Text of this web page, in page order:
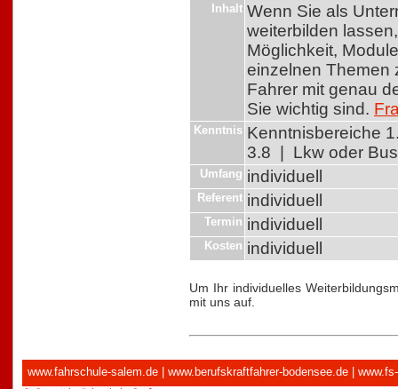
Inhalt Wenn Sie als
weiterbilden
Möglichkeit,
einzelnen Themen
Fahrer mit genau
Sie wichtig sind.
Kenntnis Kenntnisbereiche
3.8 | Lkw oder Bus
Umfang individuell
Referent individuell
Termin individuell
Kosten individuell
Um Ihr individuelles
mit uns auf.
www.fahrschule-salem.de www.berufskraftfahrer-bodensee.de